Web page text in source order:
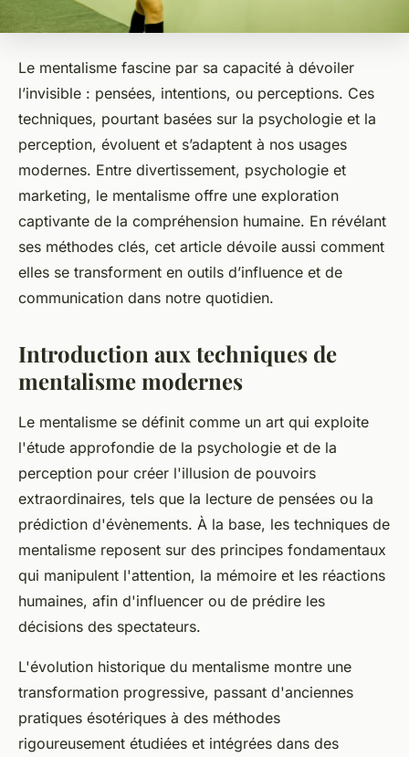
Le mentalisme fascine par sa capacité à dévoiler
l’invisible : pensées, intentions, ou perceptions. Ces
techniques, pourtant basées sur la psychologie et la
perception, évoluent et s’adaptent à nos usages
modernes. Entre divertissement, psychologie et
marketing, le mentalisme offre une exploration
captivante de la compréhension humaine. En révélant
ses méthodes clés, cet article dévoile aussi comment
elles se transforment en outils d’influence et de
communication dans notre quotidien.
Introduction aux techniques de
mentalisme modernes
Le mentalisme se définit comme un art qui exploite
l'étude approfondie de la psychologie et de la
perception pour créer l'illusion de pouvoirs
extraordinaires, tels que la lecture de pensées ou la
prédiction d'évènements. À la base, les techniques de
mentalisme reposent sur des principes fondamentaux
qui manipulent l'attention, la mémoire et les réactions
humaines, afin d'influencer ou de prédire les
décisions des spectateurs.
L'évolution historique du mentalisme montre une
transformation progressive, passant d'anciennes
pratiques ésotériques à des méthodes
rigoureusement étudiées et intégrées dans des